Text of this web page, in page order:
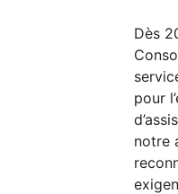
Dès
pour
notre